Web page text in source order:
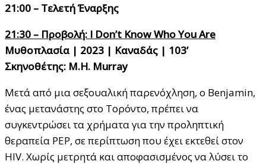
21:00 – Τελετή Έναρξης
21:30 – Προβολή: I Don’t Know Who You Are
Μυθοπλασία | 2023 | Καναδάς | 103’
Σκηνοθέτης: M.H. Murray
Μετά από μια σεξουαλική παρενόχληση, ο Benjamin,
ένας μετανάστης στο Τορόντο, πρέπει να
συγκεντρώσει τα χρήματα για την προληπτική
θεραπεία PEP, σε περίπτωση που έχει εκτεθεί στον
HIV. Χωρίς μετρητά και αποφασισμένος να λύσει το